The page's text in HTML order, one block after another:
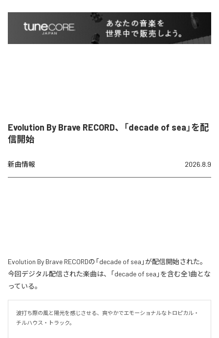
Evolution By Brave RECORD、「decade of sea」を配
信開始
新曲情報 2026.8.9
Evolution By Brave RECORDの「decade of sea」が配信開始された。
今回デジタル配信された楽曲は、「decade of sea」を含む全1曲とな
っている。
波打ち際の風と陽光を感じさせる、爽やかでエモーショナルなトロピカル・
チルハウス・トラック。